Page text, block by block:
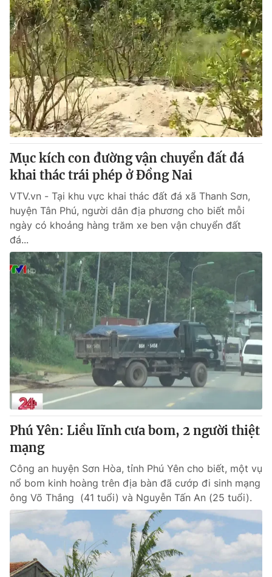
VTV Money VTV Thể thao
VTV Sức khoẻ Bất động sản
Thị trường 24h Tấm lòng Việt
VTV4 Vươn mình bằng AI
VTV9 VTV8
Liên hệ tòa soạn English
THỜI BÁO VTV
Theo dõi báo trên
Cơ quan chủ quản:Đài Truyền hình Việt Nam
Cơ quan báo chí:Thời báo VTV
Giấy phép hoạt động báo in và báo điện tử số 483/GP-BTTTT
cấp ngày 29/12/2023
Tổng Biên tập:
Phó Tổng Biên tập:
Nguyễn Thị Mỹ Hạnh, Phạm Quốc Thắng,
Nguyễn Trọng Ninh
Tổng đài VTV:
Ðiện thoại Thời báo VTV:024.66 897 897
Email:toasoan@vtv.vn
Liên hệ quảng cáo:024-7300.7108
Mục kích con đường vận chuyển đất đá
khai thác trái phép ở Đồng Nai
VTV.vn - Tại khu vực khai thác đất đá xã Thanh Sơn,
huyện Tân Phú, người dân địa phương cho biết mỗi
ngày có khoảng hàng trăm xe ben vận chuyển đất
đá...
Phú Yên: Liều lĩnh cưa bom, 2 người thiệt
mạng
Công an huyện Sơn Hòa, tỉnh Phú Yên cho biết, một vụ
nổ bom kinh hoàng trên địa bàn đã cướp đi sinh mạng
ông Võ Thắng (41 tuổi) và Nguyễn Tấn An (25 tuổi).